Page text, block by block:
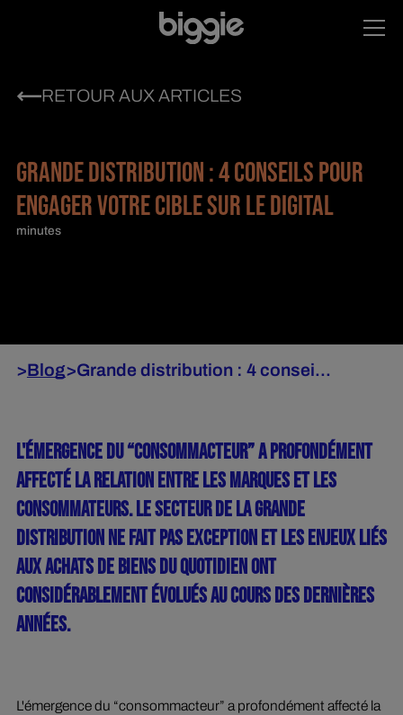
RETOUR AUX ARTICLES
GRANDE DISTRIBUTION : 4 CONSEILS POUR
ENGAGER VOTRE CIBLE SUR LE DIGITAL
minutes
>Blog>Grande distribution : 4 consei...
L'ÉMERGENCE DU “CONSOMMACTEUR” A PROFONDÉMENT
AFFECTÉ LA RELATION ENTRE LES MARQUES ET LES
CONSOMMATEURS. LE SECTEUR DE LA GRANDE
DISTRIBUTION NE FAIT PAS EXCEPTION ET LES ENJEUX LIÉS
AUX ACHATS DE BIENS DU QUOTIDIEN ONT
CONSIDÉRABLEMENT ÉVOLUÉS AU COURS DES DERNIÈRES
ANNÉES.
L'émergence du “consommacteur” a profondément affecté la